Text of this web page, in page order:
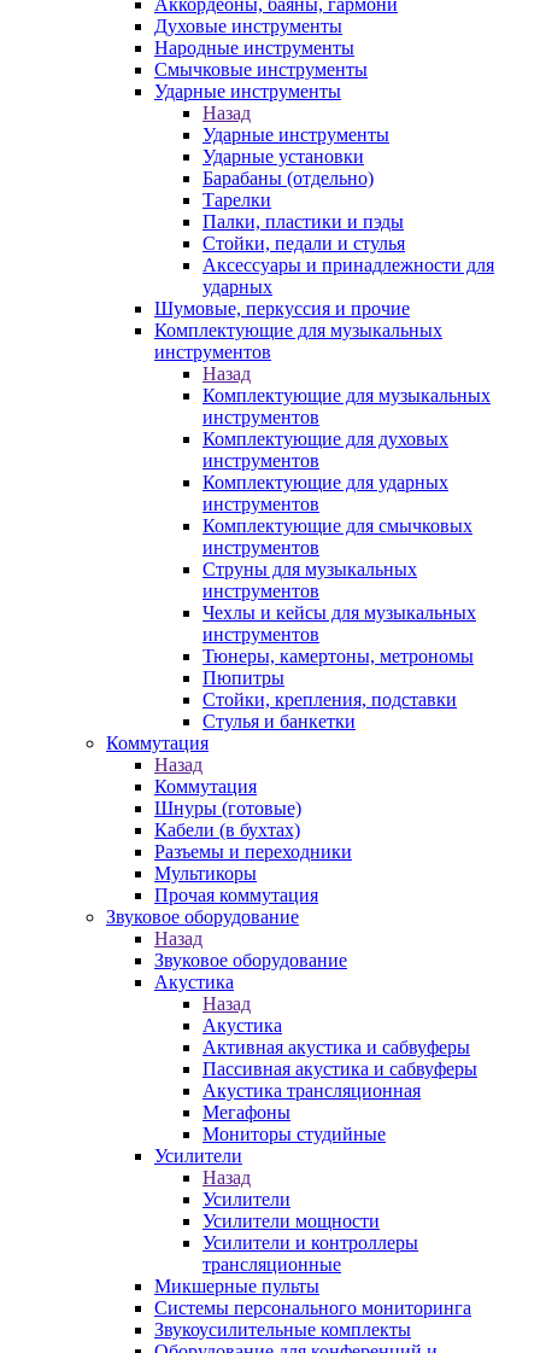
Аккордеоны, баяны, гармони
Духовые инструменты
Народные инструменты
Смычковые инструменты
Ударные инструменты
Назад
Ударные инструменты
Ударные установки
Барабаны (отдельно)
Тарелки
Палки, пластики и пэды
Стойки, педали и стулья
Аксессуары и принадлежности для
ударных
Шумовые, перкуссия и прочие
Комплектующие для музыкальных
инструментов
Назад
Комплектующие для музыкальных
инструментов
Комплектующие для духовых
инструментов
Комплектующие для ударных
инструментов
Комплектующие для смычковых
инструментов
Струны для музыкальных
инструментов
Чехлы и кейсы для музыкальных
инструментов
Тюнеры, камертоны, метрономы
Пюпитры
Стойки, крепления, подставки
Стулья и банкетки
Коммутация
Назад
Коммутация
Шнуры (готовые)
Кабели (в бухтах)
Разъемы и переходники
Мультикоры
Прочая коммутация
Звуковое оборудование
Назад
Звуковое оборудование
Акустика
Назад
Акустика
Активная акустика и сабвуферы
Пассивная акустика и сабвуферы
Акустика трансляционная
Мегафоны
Мониторы студийные
Усилители
Назад
Усилители
Усилители мощности
Усилители и контроллеры
трансляционные
Микшерные пульты
Системы персонального мониторинга
Звукоусилительные комплекты